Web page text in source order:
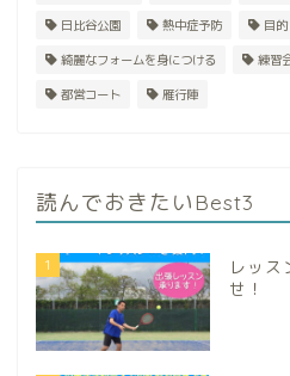
日比谷公園 熱中症予防 目的
綺麗なフォームを身につける 練習
都営コート 雁行陣
読んでおきたいBest3
1
レッス
せ！